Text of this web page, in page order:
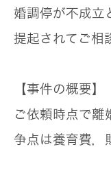
婚調停が不成立
提起されてご相
【事件の概要】
ご依頼時点で離
争点は養育費，